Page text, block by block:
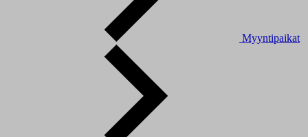
Myyntipaikat